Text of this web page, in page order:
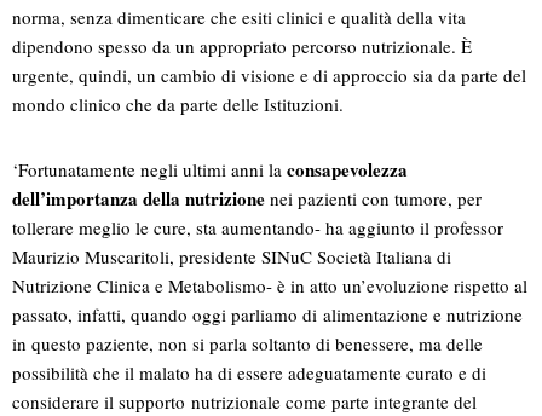
norma, senza dimenticare che esiti clinici e qualità della vita
dipendono spesso da un appropriato percorso nutrizionale. È
urgente, quindi, un cambio di visione e di approccio sia da parte del
mondo clinico che da parte delle Istituzioni.
‘Fortunatamente negli ultimi anni la consapevolezza
dell’importanza della nutrizione nei pazienti con tumore, per
tollerare meglio le cure, sta aumentando- ha aggiunto il professor
Maurizio Muscaritoli, presidente SINuC Società Italiana di
Nutrizione Clinica e Metabolismo- è in atto un’evoluzione rispetto al
passato, infatti, quando oggi parliamo di alimentazione e nutrizione
in questo paziente, non si parla soltanto di benessere, ma delle
possibilità che il malato ha di essere adeguatamente curato e di
considerare il supporto nutrizionale come parte integrante del